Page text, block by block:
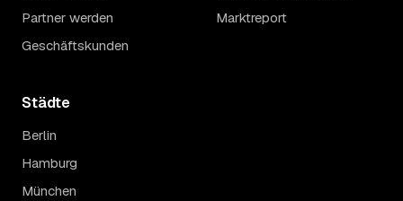
Partner werden
Geschäftskunden
Marktreport
Städte
Berlin
Hamburg
München